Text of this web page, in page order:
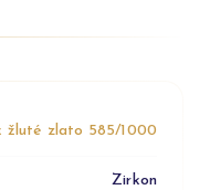
žluté zlato 585/1000
Zirkon